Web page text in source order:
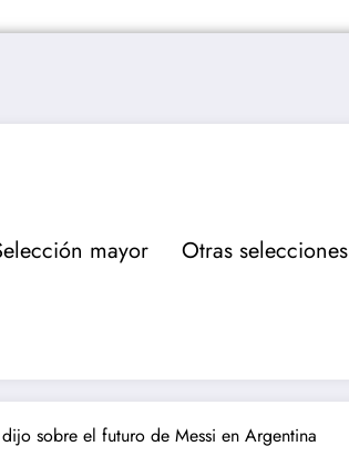
mayor Otras selecciones
sobre el futuro de Messi en Argentina